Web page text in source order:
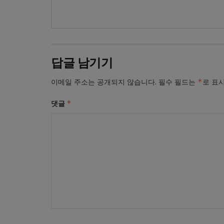
답글 남기기
이메일 주소는 공개되지 않습니다. 필수 필드는 *로 표
댓글 *